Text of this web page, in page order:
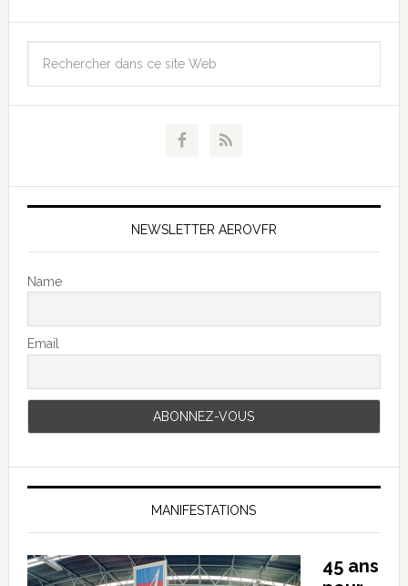
NEWSLETTER AEROVFR
Name
Email
MANIFESTATIONS
45 ans